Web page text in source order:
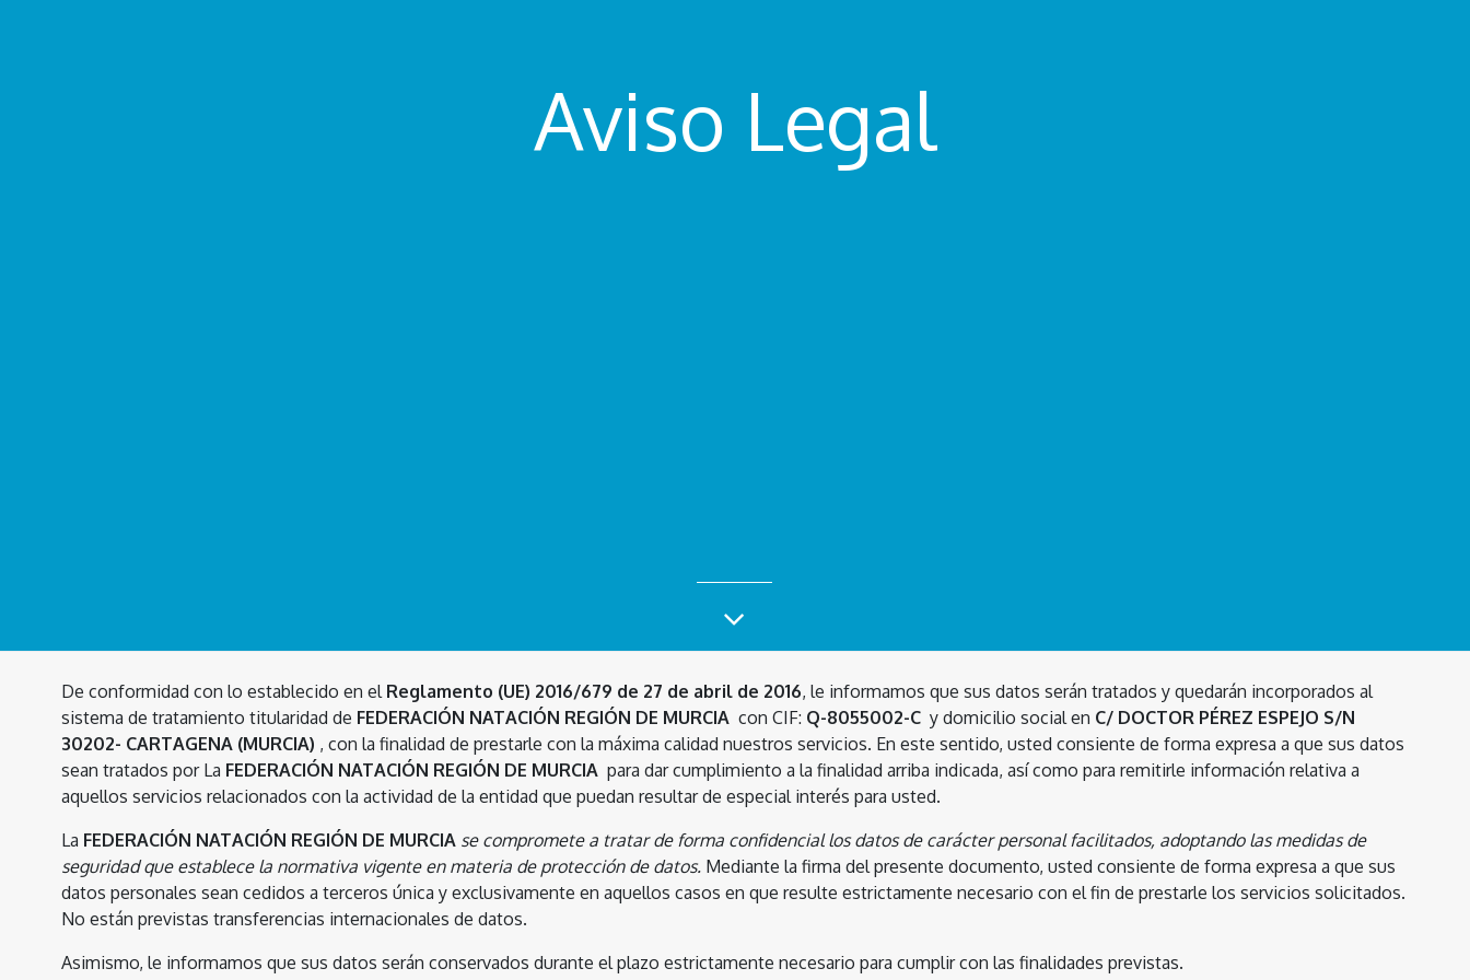
Aviso Legal
De conformidad con lo establecido en el Reglamento (UE) 2016/679 de 27 de abril de 2016, le informamos que sus datos serán tratados y quedarán incorporados al
sistema de tratamiento titularidad de FEDERACIÓN NATACIÓN REGIÓN DE MURCIA con CIF: Q-8055002-C y domicilio social en C/ DOCTOR PÉREZ ESPEJO S/N
30202- CARTAGENA (MURCIA) , con la finalidad de prestarle con la máxima calidad nuestros servicios. En este sentido, usted consiente de forma expresa a que sus datos
sean tratados por La FEDERACIÓN NATACIÓN REGIÓN DE MURCIA para dar cumplimiento a la finalidad arriba indicada, así como para remitirle información relativa a
aquellos servicios relacionados con la actividad de la entidad que puedan resultar de especial interés para usted.
La FEDERACIÓN NATACIÓN REGIÓN DE MURCIA se compromete a tratar de forma confidencial los datos de carácter personal facilitados, adoptando las medidas de
seguridad que establece la normativa vigente en materia de protección de datos. Mediante la firma del presente documento, usted consiente de forma expresa a que sus
datos personales sean cedidos a terceros única y exclusivamente en aquellos casos en que resulte estrictamente necesario con el fin de prestarle los servicios solicitados.
No están previstas transferencias internacionales de datos.
Asimismo, le informamos que sus datos serán conservados durante el plazo estrictamente necesario para cumplir con las finalidades previstas.